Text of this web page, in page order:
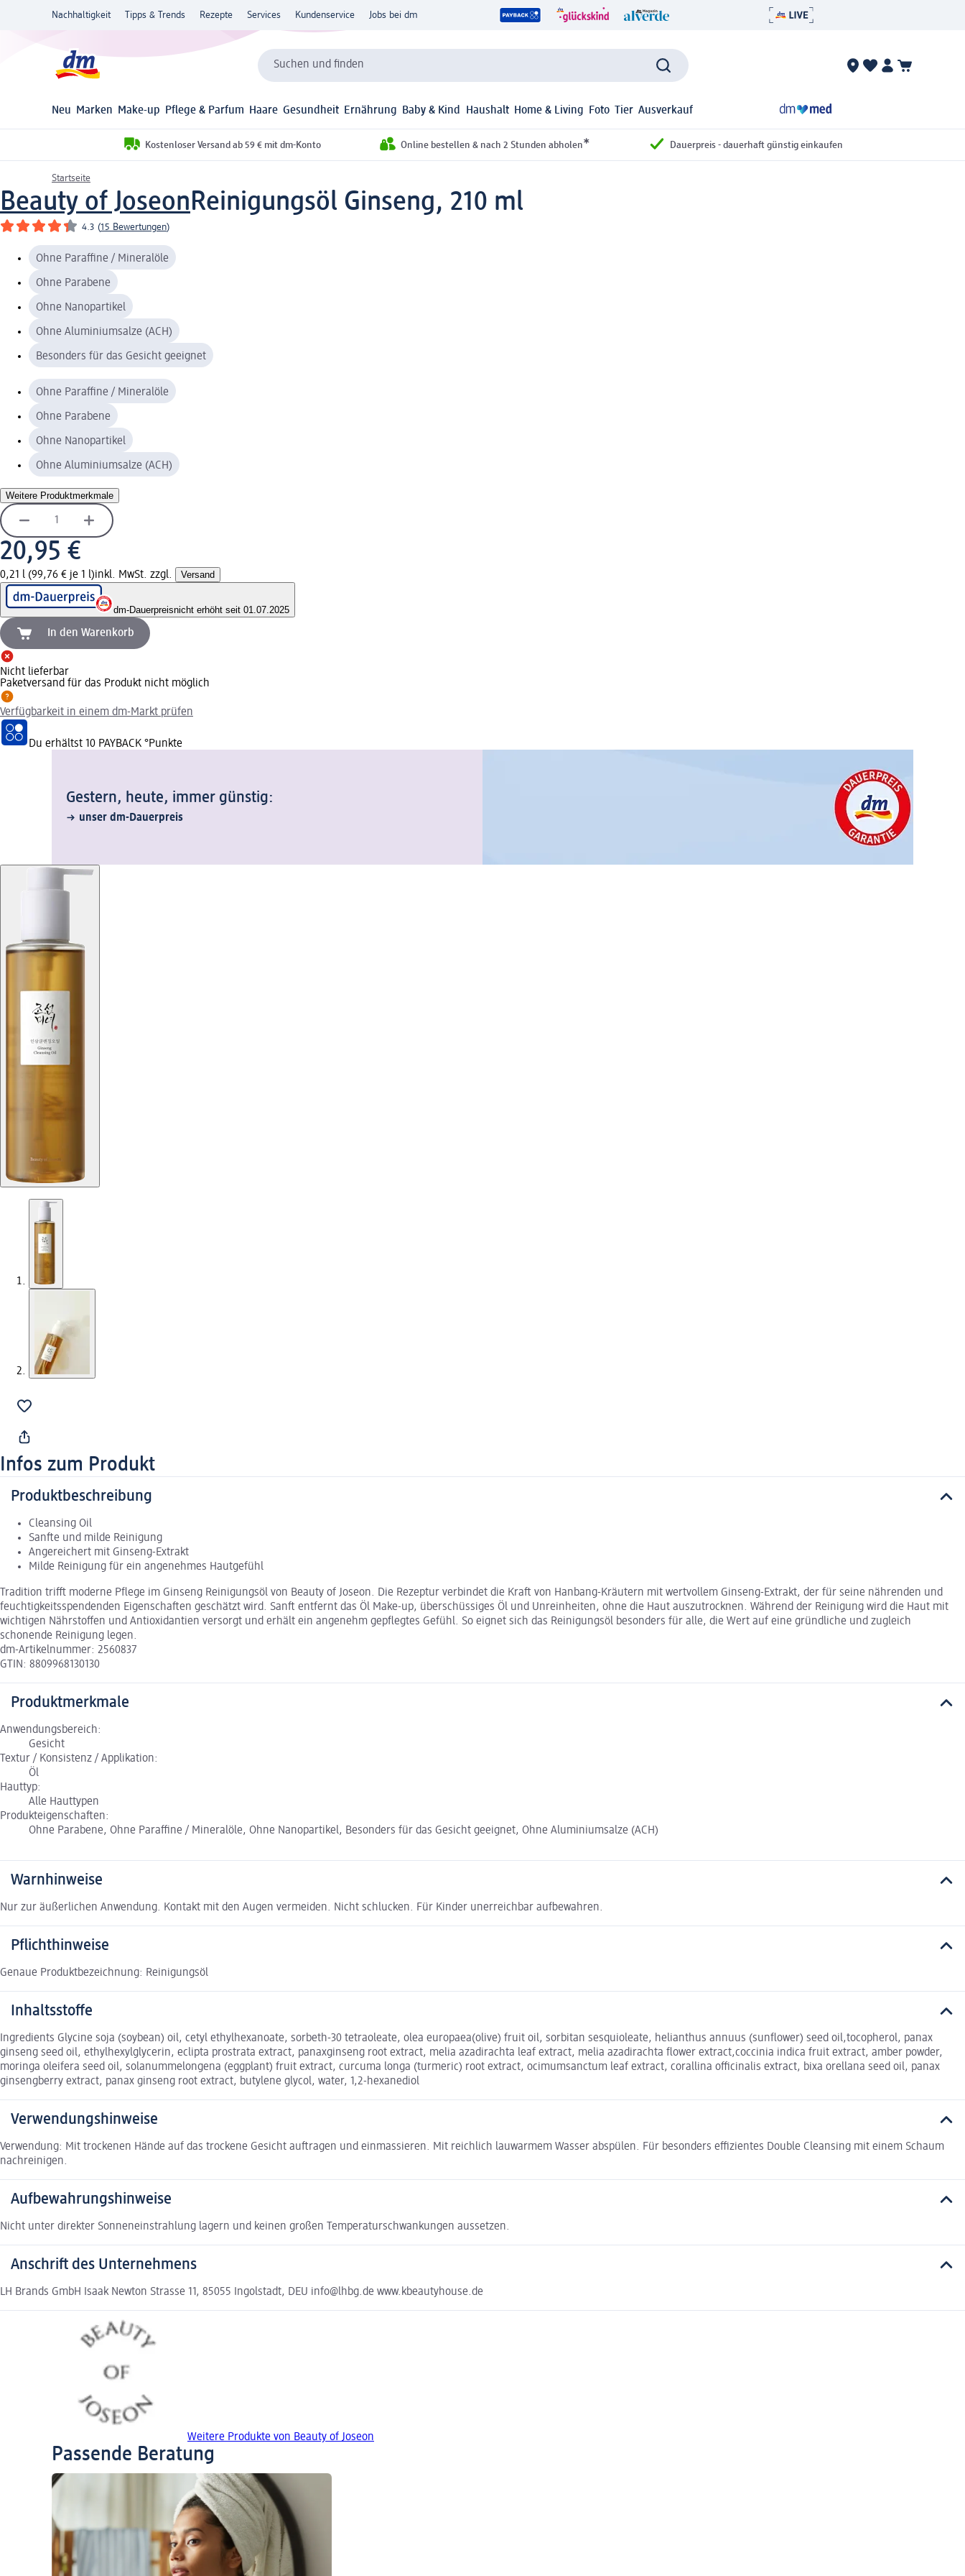
Nachhaltigkeit Tipps & Trends Rezepte Services Kundenservice Jobs bei dm
Suchen und finden
Neu Marken Make-up Pflege & Parfum Haare Gesundheit Ernährung Baby & Kind Haushalt Home & Living Foto Tier Ausverkauf
Kostenloser Versand ab 59 € mit dm-Konto Online bestellen & nach 2 Stunden abholen* Dauerpreis - dauerhaft günstig einkaufen
Startseite
Beauty of JoseonReinigungsöl Ginseng, 210 ml
4.3 (15 Bewertungen)
Ohne Paraffine / Mineralöle
Ohne Parabene
Ohne Nanopartikel
Ohne Aluminiumsalze (ACH)
Besonders für das Gesicht geeignet
Ohne Paraffine / Mineralöle
Ohne Parabene
Ohne Nanopartikel
Ohne Aluminiumsalze (ACH)
Weitere Produktmerkmale
20,95 €
0,21 l (99,76 € je 1 l)inkl. MwSt. zzgl. Versand
dm-Dauerpreisnicht erhöht seit 01.07.2025
In den Warenkorb
Nicht lieferbar
Paketversand für das Produkt nicht möglich
Verfügbarkeit in einem dm-Markt prüfen
Du erhältst 10 PAYBACK °Punkte
Gestern, heute, immer günstig:
unser dm-Dauerpreis
Infos zum Produkt
Produktbeschreibung
Cleansing Oil
Sanfte und milde Reinigung
Angereichert mit Ginseng-Extrakt
Milde Reinigung für ein angenehmes Hautgefühl
Tradition trifft moderne Pflege im Ginseng Reinigungsöl von Beauty of Joseon. Die Rezeptur verbindet die Kraft von Hanbang-Kräutern mit wertvollem Ginseng-Extrakt, der für seine nährenden und
feuchtigkeitsspendenden Eigenschaften geschätzt wird. Sanft entfernt das Öl Make-up, überschüssiges Öl und Unreinheiten, ohne die Haut auszutrocknen. Während der Reinigung wird die Haut mit
wichtigen Nährstoffen und Antioxidantien versorgt und erhält ein angenehm gepflegtes Gefühl. So eignet sich das Reinigungsöl besonders für alle, die Wert auf eine gründliche und zugleich
schonende Reinigung legen.
dm-Artikelnummer: 2560837
GTIN: 8809968130130
Produktmerkmale
Anwendungsbereich:
Gesicht
Textur / Konsistenz / Applikation:
Öl
Hauttyp:
Alle Hauttypen
Produkteigenschaften:
Ohne Parabene, Ohne Paraffine / Mineralöle, Ohne Nanopartikel, Besonders für das Gesicht geeignet, Ohne Aluminiumsalze (ACH)
Warnhinweise
Nur zur äußerlichen Anwendung. Kontakt mit den Augen vermeiden. Nicht schlucken. Für Kinder unerreichbar aufbewahren.
Pflichthinweise
Genaue Produktbezeichnung: Reinigungsöl
Inhaltsstoffe
Ingredients Glycine soja (soybean) oil, cetyl ethylhexanoate, sorbeth-30 tetraoleate, olea europaea(olive) fruit oil, sorbitan sesquioleate, helianthus annuus (sunflower) seed oil,tocopherol, panax
ginseng seed oil, ethylhexylglycerin, eclipta prostrata extract, panaxginseng root extract, melia azadirachta leaf extract, melia azadirachta flower extract,coccinia indica fruit extract, amber powder,
moringa oleifera seed oil, solanummelongena (eggplant) fruit extract, curcuma longa (turmeric) root extract, ocimumsanctum leaf extract, corallina officinalis extract, bixa orellana seed oil, panax
ginsengberry extract, panax ginseng root extract, butylene glycol, water, 1,2-hexanediol
Verwendungshinweise
Verwendung: Mit trockenen Hände auf das trockene Gesicht auftragen und einmassieren. Mit reichlich lauwarmem Wasser abspülen. Für besonders effizientes Double Cleansing mit einem Schaum
nachreinigen.
Aufbewahrungshinweise
Nicht unter direkter Sonneneinstrahlung lagern und keinen großen Temperaturschwankungen aussetzen.
Anschrift des Unternehmens
LH Brands GmbH Isaak Newton Strasse 11, 85055 Ingolstadt, DEU info@lhbg.de www.kbeautyhouse.de
Weitere Produkte von Beauty of Joseon
Passende Beratung